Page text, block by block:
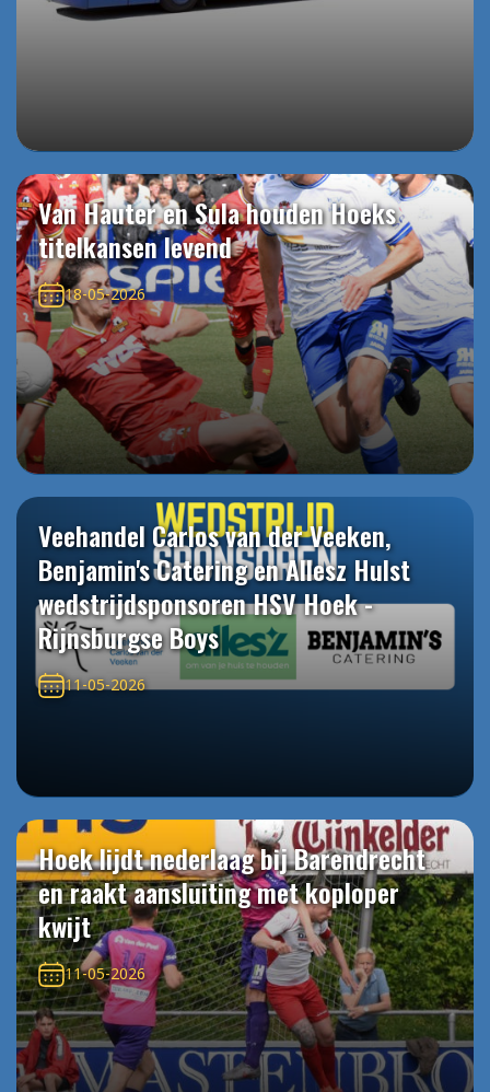
Van Hauter en Sula houden Hoeks
titelkansen levend
18-05-2026
Veehandel Carlos van der Veeken,
Benjamin's Catering en Allesz Hulst
wedstrijdsponsoren HSV Hoek -
Rijnsburgse Boys
11-05-2026
Hoek lijdt nederlaag bij Barendrecht
en raakt aansluiting met koploper
kwijt
11-05-2026